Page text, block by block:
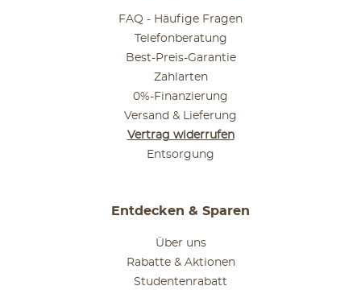
FAQ - Häufige Fragen
Telefonberatung
Best-Preis-Garantie
Zahlarten
0%-Finanzierung
Versand & Lieferung
Vertrag widerrufen
Entsorgung
Entdecken & Sparen
Über uns
Rabatte & Aktionen
Studentenrabatt